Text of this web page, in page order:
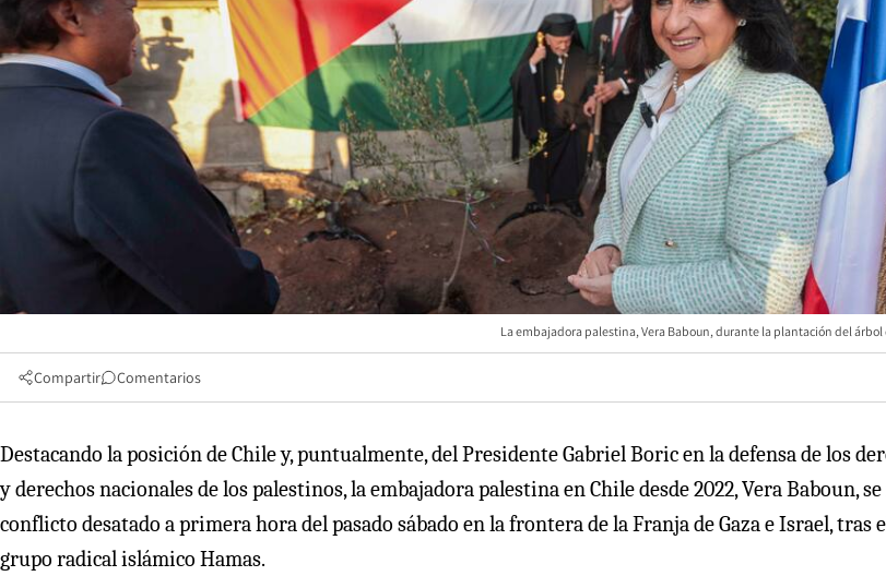
La embajadora palestina, Vera Baboun, durante la plantación del árbol
Compartir Comentarios
Destacando la posición de Chile y, puntualmente, del Presidente Gabriel Boric en la defensa de los
y derechos nacionales de los palestinos, la embajadora palestina en Chile desde 2022, Vera Baboun,
conflicto desatado a primera hora del pasado sábado en la frontera de la Franja de Gaza e Israel, tras
grupo radical islámico Hamas.